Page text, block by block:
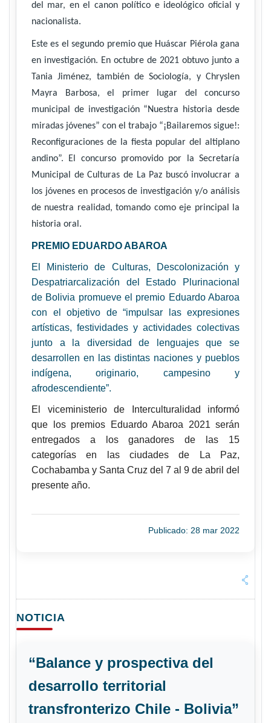
del mar, en el canon político e ideológico oficial y
nacionalista.
Este es el segundo premio que Huáscar Piérola gana
en investigación. En octubre de 2021 obtuvo junto a
Tania Jiménez, también de Sociología, y Chryslen
Mayra Barbosa, el primer lugar del concurso
municipal de investigación “Nuestra historia desde
miradas jóvenes” con el trabajo “¡Bailaremos sigue!:
Reconfiguraciones de la fiesta popular del altiplano
andino”. El concurso promovido por la Secretaría
Municipal de Culturas de La Paz buscó involucrar a
los jóvenes en procesos de investigación y/o análisis
de nuestra realidad, tomando como eje principal la
historia oral.
PREMIO EDUARDO ABAROA
El Ministerio de Culturas, Descolonización y
Despatriarcalización del Estado Plurinacional
de Bolivia promueve el premio Eduardo Abaroa
con el objetivo de “impulsar las expresiones
artísticas, festividades y actividades colectivas
junto a la diversidad de lenguajes que se
desarrollen en las distintas naciones y pueblos
indígena, originario, campesino y
afrodescendiente”.
El viceministerio de Interculturalidad informó
que los premios Eduardo Abaroa 2021 serán
entregados a los ganadores de las 15
categorías en las ciudades de La Paz,
Cochabamba y Santa Cruz del 7 al 9 de abril del
presente año.
Publicado: 28 mar 2022
NOTICIA
“Balance y prospectiva del
desarrollo territorial
transfronterizo Chile - Bolivia”